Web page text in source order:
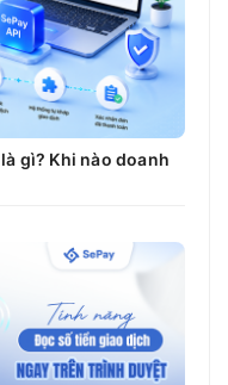
gì? Khi nào doanh